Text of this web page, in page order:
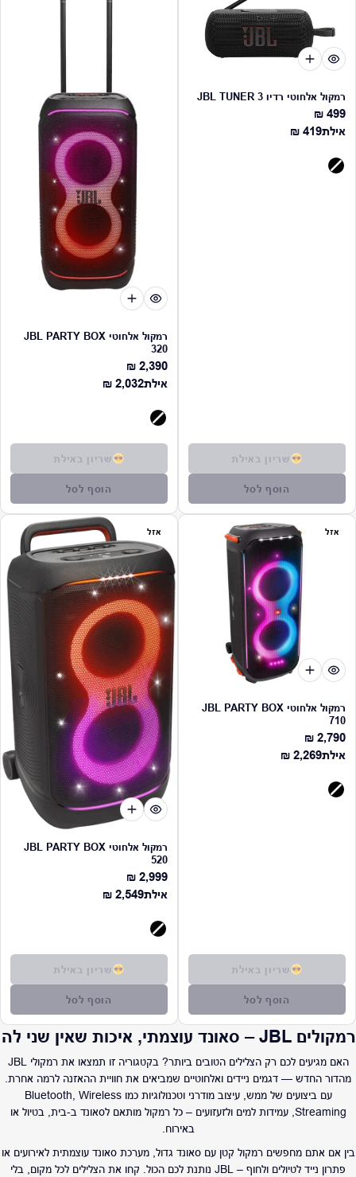
רמקול אלחוטי רדיו JBL TUNER 3
מחיר רגיל
499 ₪
אילתמחיר רגיל
419 ₪
שריון באילת
הוסף לסל
רמקול אלחוטי JBL PARTY BOX
320
מחיר רגיל
2,390 ₪
אילתמחיר רגיל
2,032 ₪
שריון באילת
הוסף לסל
אזל
רמקול אלחוטי JBL PARTY BOX
710
מחיר רגיל
2,790 ₪
אילתמחיר רגיל
2,269 ₪
שריון באילת
הוסף לסל
אזל
רמקול אלחוטי JBL PARTY BOX
520
מחיר רגיל
2,999 ₪
אילתמחיר רגיל
2,549 ₪
שריון באילת
הוסף לסל
רמקולים JBL – סאונד עוצמתי, איכות שאין שני לה
האם מגיעים לכם רק הצלילים הטובים ביותר? בקטגוריה זו תמצאו את רמקולי JBL
מהדור החדש — דגמים ניידים ואלחוטיים שמביאים את חוויית ההאזנה לרמה אחרת.
עם ביצועים של ממש, עיצוב מודרני וטכנולוגיות כמו Bluetooth, Wireless
Streaming, עמידות למים ולזעזועים – כל רמקול מותאם לסאונד ב-בית, בטיול או
באירוח.
בין אם אתם מחפשים רמקול קטן עם סאונד גדול, מערכת סאונד עוצמתית לאירועים או
פתרון נייד לטיולים ולחוף – JBL נותנת לכם הכול. קחו את הצלילים לכל מקום, בלי